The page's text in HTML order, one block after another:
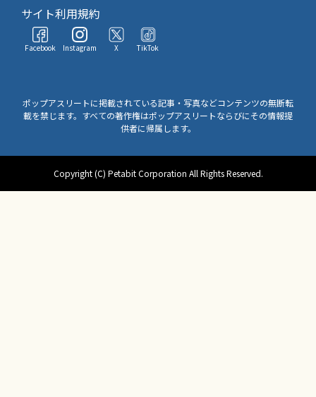
サイト利用規約
Facebook Instagram X TikTok
ポップアスリートに掲載されている記事・写真などコンテンツの無断転
載を禁じます。すべての著作権はポップアスリートならびにその情報提
供者に帰属します。
Copyright (C) Petabit Corporation All Rights Reserved.